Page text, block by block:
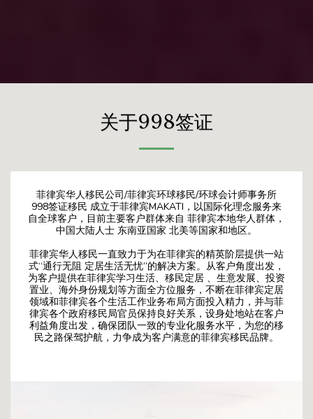
关于998签证
菲律宾华人移民公司/菲律宾环球移民/环球会计师事务所
998签证移民 成立于菲律宾MAKATI，以国际化理念服务来
自全球客户，目前主要客户群体来自 菲律宾本地华人群体，
中国大陆人士 东南亚国家 北美等国家和地区。
菲律宾华人移民一直致力于为在菲律宾的精英阶层提供一站
式“通行无阻 定居生活无忧”的解决方案。从客户角度出发，
为客户提供在菲律宾学习生活、移民定居 、生意发展、投资
置业、海外身份规划等方面全方位服务，不断在菲律宾定居
领域和菲律宾各个生活工作业务布局方面投入精力，并与菲
律宾各个政府移民局官员保持良好关系，设身处地站在客户
利益角度出发，确保团队一致的专业化服务水平，为您的移
民之路保驾护航，力争成为客户满意的菲律宾移民品牌。